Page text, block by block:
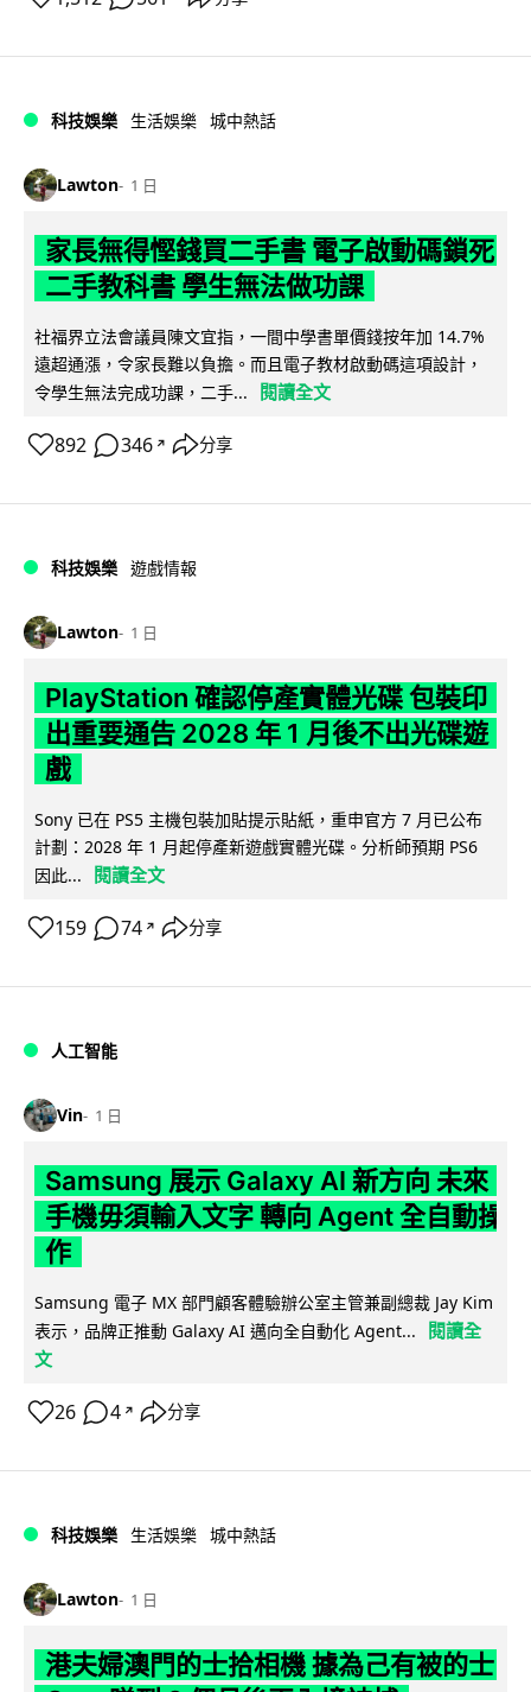
科技娛樂 生活娛樂 城中熱話
Lawton 1 日
家長無得慳錢買二手書 電子啟動碼鎖死
二手教科書 學生無法做功課
社福界立法會議員陳文宜指，一間中學書單價錢按年加 14.7%
遠超通漲，令家長難以負擔。而且電子教材啟動碼這項設計，
令學生無法完成功課，二手...
閱讀全文
892 346 ↗ 分享
科技娛樂 遊戲情報
Lawton 1 日
PlayStation 確認停產實體光碟 包裝印
出重要通告 2028 年 1 月後不出光碟遊
戲
Sony 已在 PS5 主機包裝加貼提示貼紙，重申官方 7 月已公布
計劃：2028 年 1 月起停產新遊戲實體光碟。分析師預期 PS6
因此...
閱讀全文
159 74 ↗ 分享
人工智能
Vin 1 日
Samsung 展示 Galaxy AI 新方向 未來
手機毋須輸入文字 轉向 Agent 全自動操
作
Samsung 電子 MX 部門顧客體驗辦公室主管兼副總裁 Jay Kim
表示，品牌正推動 Galaxy AI 邁向全自動化 Agent...
閱讀全
文
26 4 ↗ 分享
科技娛樂 生活娛樂 城中熱話
Lawton 1 日
港夫婦澳門的士拾相機 據為己有被的士